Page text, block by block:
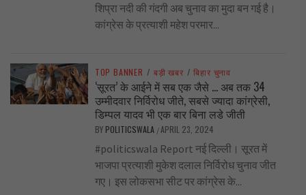
शिप्रा नदी की गंदगी अब चुनाव का मुदा बन गई है।
कांग्रेस के प्रत्याशी महेश परमार...
TOP BANNER / बड़ी खबर / बिहार चुनाव
‘सूरत’ के आईने में सब एक जैसे … अब तक 34
उम्मीदवार निर्विरोध जीते, सबसे ज्यादा कांग्रेसी,
डिम्पल यादव भी एक बार बिना लडे जीती
BY POLITICSWALA /APRIL 23, 2024
#politicswala Report नई दिल्ली। सूरत में
भाजपा प्रत्याशी मुकेश दलाल निर्विरोध चुनाव जीत
गए। इस लोकसभा सीट पर कांग्रेस के...